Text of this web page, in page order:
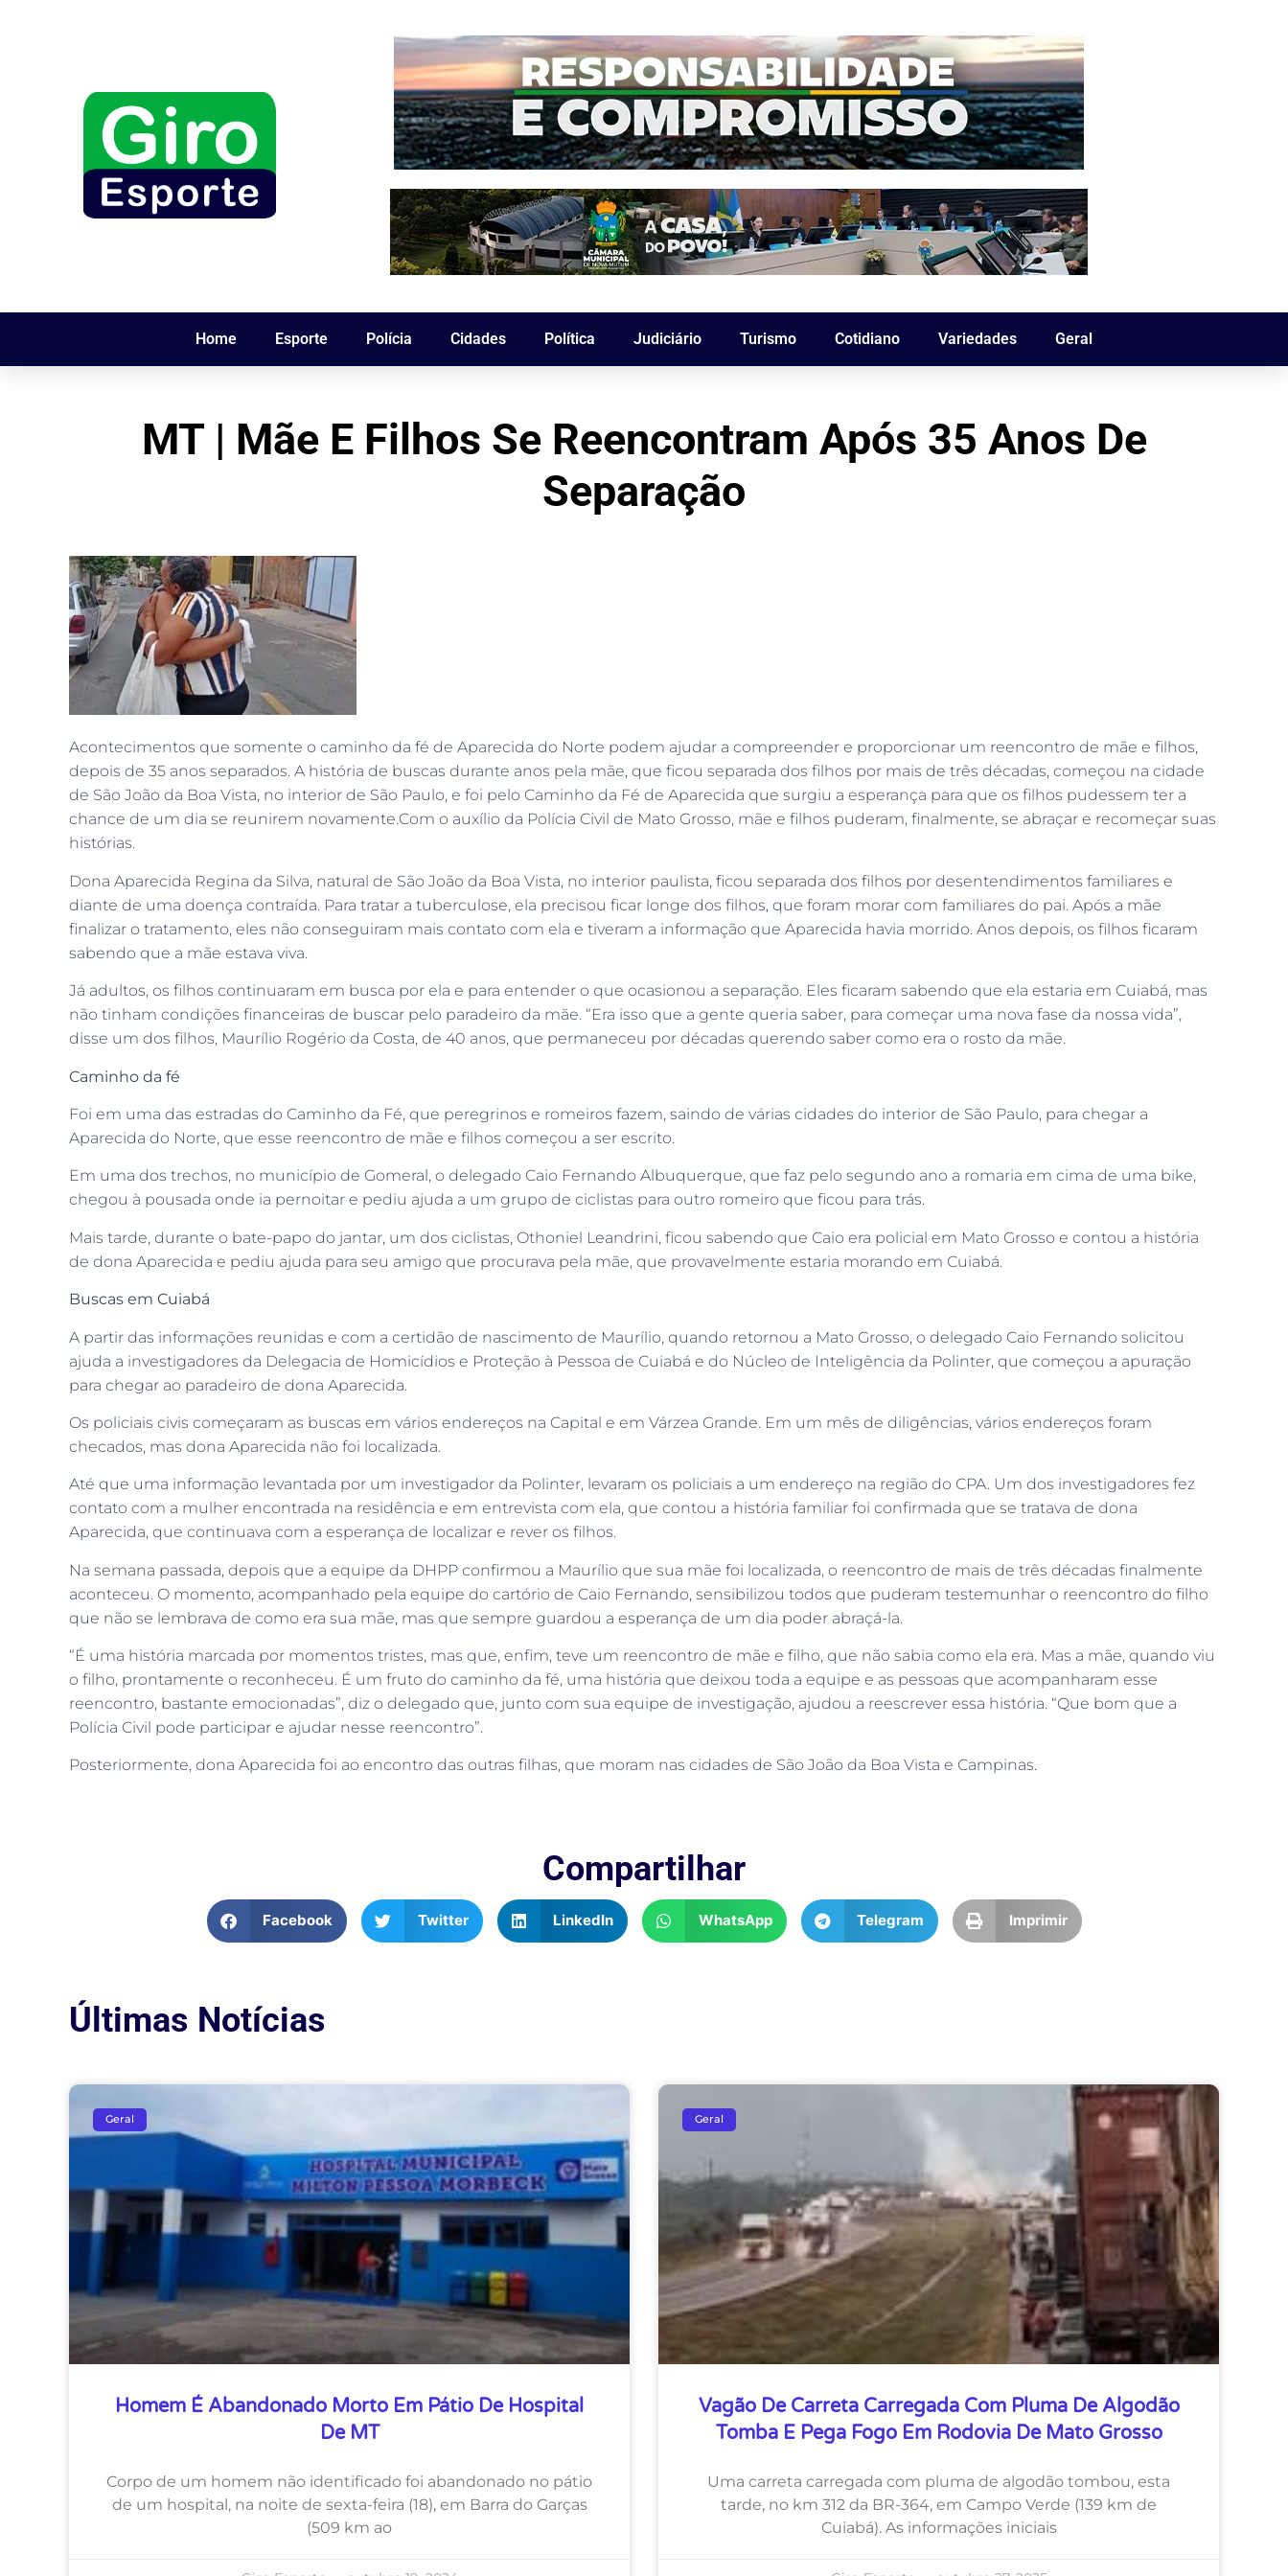
Home Esporte Polícia Cidades Política Judiciário Turismo Cotidiano Variedades Geral
MT | Mãe E Filhos Se Reencontram Após 35 Anos De
Separação
Acontecimentos que somente o caminho da fé de Aparecida do Norte podem ajudar a compreender e proporcionar um reencontro de mãe e filhos,
depois de 35 anos separados. A história de buscas durante anos pela mãe, que ficou separada dos filhos por mais de três décadas, começou na cidade
de São João da Boa Vista, no interior de São Paulo, e foi pelo Caminho da Fé de Aparecida que surgiu a esperança para que os filhos pudessem ter a
chance de um dia se reunirem novamente.Com o auxílio da Polícia Civil de Mato Grosso, mãe e filhos puderam, finalmente, se abraçar e recomeçar suas
histórias.
Dona Aparecida Regina da Silva, natural de São João da Boa Vista, no interior paulista, ficou separada dos filhos por desentendimentos familiares e
diante de uma doença contraída. Para tratar a tuberculose, ela precisou ficar longe dos filhos, que foram morar com familiares do pai. Após a mãe
finalizar o tratamento, eles não conseguiram mais contato com ela e tiveram a informação que Aparecida havia morrido. Anos depois, os filhos ficaram
sabendo que a mãe estava viva.
Já adultos, os filhos continuaram em busca por ela e para entender o que ocasionou a separação. Eles ficaram sabendo que ela estaria em Cuiabá, mas
não tinham condições financeiras de buscar pelo paradeiro da mãe. “Era isso que a gente queria saber, para começar uma nova fase da nossa vida”,
disse um dos filhos, Maurílio Rogério da Costa, de 40 anos, que permaneceu por décadas querendo saber como era o rosto da mãe.
Caminho da fé
Foi em uma das estradas do Caminho da Fé, que peregrinos e romeiros fazem, saindo de várias cidades do interior de São Paulo, para chegar a
Aparecida do Norte, que esse reencontro de mãe e filhos começou a ser escrito.
Em uma dos trechos, no município de Gomeral, o delegado Caio Fernando Albuquerque, que faz pelo segundo ano a romaria em cima de uma bike,
chegou à pousada onde ia pernoitar e pediu ajuda a um grupo de ciclistas para outro romeiro que ficou para trás.
Mais tarde, durante o bate-papo do jantar, um dos ciclistas, Othoniel Leandrini, ficou sabendo que Caio era policial em Mato Grosso e contou a história
de dona Aparecida e pediu ajuda para seu amigo que procurava pela mãe, que provavelmente estaria morando em Cuiabá.
Buscas em Cuiabá
A partir das informações reunidas e com a certidão de nascimento de Maurílio, quando retornou a Mato Grosso, o delegado Caio Fernando solicitou
ajuda a investigadores da Delegacia de Homicídios e Proteção à Pessoa de Cuiabá e do Núcleo de Inteligência da Polinter, que começou a apuração
para chegar ao paradeiro de dona Aparecida.
Os policiais civis começaram as buscas em vários endereços na Capital e em Várzea Grande. Em um mês de diligências, vários endereços foram
checados, mas dona Aparecida não foi localizada.
Até que uma informação levantada por um investigador da Polinter, levaram os policiais a um endereço na região do CPA. Um dos investigadores fez
contato com a mulher encontrada na residência e em entrevista com ela, que contou a história familiar foi confirmada que se tratava de dona
Aparecida, que continuava com a esperança de localizar e rever os filhos.
Na semana passada, depois que a equipe da DHPP confirmou a Maurílio que sua mãe foi localizada, o reencontro de mais de três décadas finalmente
aconteceu. O momento, acompanhado pela equipe do cartório de Caio Fernando, sensibilizou todos que puderam testemunhar o reencontro do filho
que não se lembrava de como era sua mãe, mas que sempre guardou a esperança de um dia poder abraçá-la.
“É uma história marcada por momentos tristes, mas que, enfim, teve um reencontro de mãe e filho, que não sabia como ela era. Mas a mãe, quando viu
o filho, prontamente o reconheceu. É um fruto do caminho da fé, uma história que deixou toda a equipe e as pessoas que acompanharam esse
reencontro, bastante emocionadas”, diz o delegado que, junto com sua equipe de investigação, ajudou a reescrever essa história. “Que bom que a
Polícia Civil pode participar e ajudar nesse reencontro”.
Posteriormente, dona Aparecida foi ao encontro das outras filhas, que moram nas cidades de São João da Boa Vista e Campinas.
Compartilhar
Facebook Twitter LinkedIn WhatsApp Telegram Imprimir
Últimas Notícias
Geral
Homem É Abandonado Morto Em Pátio De Hospital
De MT
Corpo de um homem não identificado foi abandonado no pátio
de um hospital, na noite de sexta-feira (18), em Barra do Garças
(509 km ao
Geral
Vagão De Carreta Carregada Com Pluma De Algodão
Tomba E Pega Fogo Em Rodovia De Mato Grosso
Uma carreta carregada com pluma de algodão tombou, esta
tarde, no km 312 da BR-364, em Campo Verde (139 km de
Cuiabá). As informações iniciais